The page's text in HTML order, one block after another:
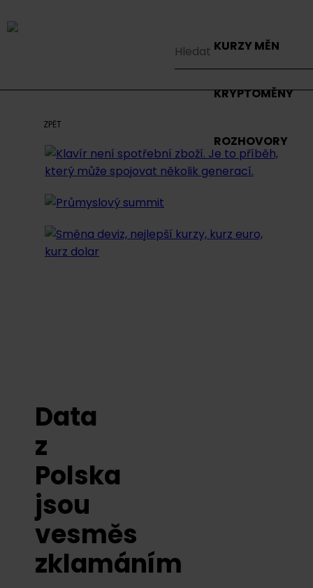
KURZY MĚN
KRYPTOMĚNY
ROZHOVORY
ZPĚT
Data
z
Polska
jsou
vesměs
zklamáním